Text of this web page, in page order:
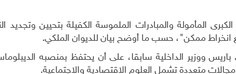
المأمولة والمبادرات الملموسة الكفيلة بتحيين وتجديد
ممكن"، حسب ما أوضح بيان للديوان الملكي.
ووزير الداخلية سابقا، على أن يحتفظ بمنصبه
.